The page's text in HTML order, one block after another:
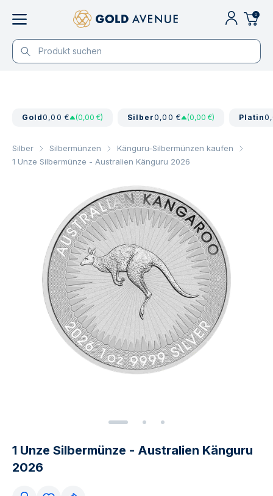
0
Gold0,00 € (0,00 €) Silber0,00 € (0,00 €) Platin
Silber Silbermünzen
Känguru-Silbermünzen kaufen
1 Unze Silbermünze - Australien Känguru 2026
1 Unze Silbermünze - Australien Känguru
2026